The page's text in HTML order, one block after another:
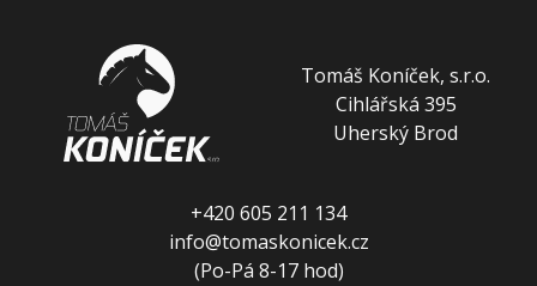
Tomáš Koníček, s.r.o.
Cihlářská 395
Uherský Brod
+420 605 211 134
info@tomaskonicek.cz
(Po-Pá 8-17 hod)